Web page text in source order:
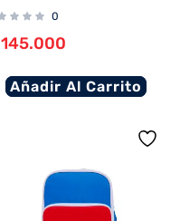
0
145.000
Añadir Al Carrito